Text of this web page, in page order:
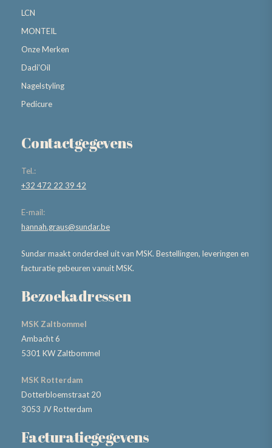
LCN
MONTEIL
Onze Merken
Dadi’Oil
Nagelstyling
Pedicure
Contactgegevens
Tel.:
+32 472 22 39 42
E-mail:
hannah.graus@sundar.be
Sundar maakt onderdeel uit van MSK. Bestellingen, leveringen en
facturatie gebeuren vanuit MSK.
Bezoekadressen
MSK Zaltbommel
Ambacht 6
5301 KW Zaltbommel
MSK Rotterdam
Dotterbloemstraat 20
3053 JV Rotterdam
Facturatiegegevens